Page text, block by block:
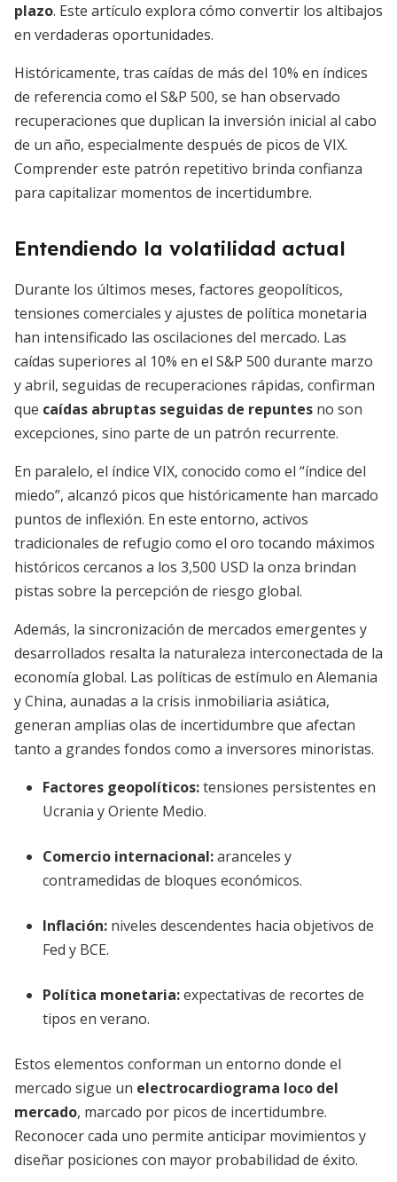
plazo. Este artículo explora cómo convertir los altibajos
en verdaderas oportunidades.
Históricamente, tras caídas de más del 10% en índices
de referencia como el S&P 500, se han observado
recuperaciones que duplican la inversión inicial al cabo
de un año, especialmente después de picos de VIX.
Comprender este patrón repetitivo brinda confianza
para capitalizar momentos de incertidumbre.
Entendiendo la volatilidad actual
Durante los últimos meses, factores geopolíticos,
tensiones comerciales y ajustes de política monetaria
han intensificado las oscilaciones del mercado. Las
caídas superiores al 10% en el S&P 500 durante marzo
y abril, seguidas de recuperaciones rápidas, confirman
que caídas abruptas seguidas de repuntes no son
excepciones, sino parte de un patrón recurrente.
En paralelo, el índice VIX, conocido como el “índice del
miedo”, alcanzó picos que históricamente han marcado
puntos de inflexión. En este entorno, activos
tradicionales de refugio como el oro tocando máximos
históricos cercanos a los 3,500 USD la onza brindan
pistas sobre la percepción de riesgo global.
Además, la sincronización de mercados emergentes y
desarrollados resalta la naturaleza interconectada de la
economía global. Las políticas de estímulo en Alemania
y China, aunadas a la crisis inmobiliaria asiática,
generan amplias olas de incertidumbre que afectan
tanto a grandes fondos como a inversores minoristas.
Factores geopolíticos:tensiones persistentes en
Ucrania y Oriente Medio.
Comercio internacional:aranceles y
contramedidas de bloques económicos.
Inflación: niveles descendentes hacia objetivos de
Fed y BCE.
Política monetaria:expectativas de recortes de
tipos en verano.
Estos elementos conforman un entorno donde el
mercado sigue un electrocardiograma loco del
mercado, marcado por picos de incertidumbre.
Reconocer cada uno permite anticipar movimientos y
diseñar posiciones con mayor probabilidad de éxito.